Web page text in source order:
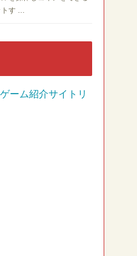
トす …
ーム紹介サイトリ